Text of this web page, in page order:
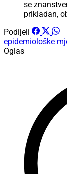
se
prikladan,
Podijeli
epidemiološke
Oglas